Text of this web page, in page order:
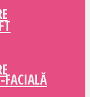
FACIALĂ